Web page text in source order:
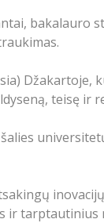
bakalauro
Džakartoje,
teisę ir
ir tarptautinius